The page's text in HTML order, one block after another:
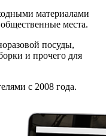
материалами
места.
посуды,
и прочего для
с 2008 года.